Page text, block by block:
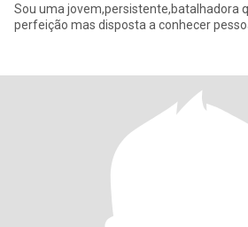
Sou uma jovem,persistente,batalhadora
perfeição mas disposta a conhecer